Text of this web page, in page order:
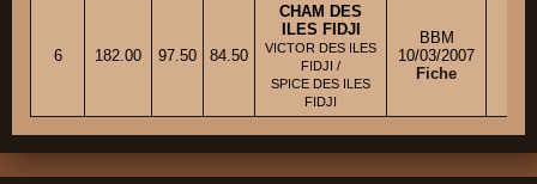
6 182.00 97.50 84.50
CHAM DES
ILES FIDJI
VICTOR DES ILES
FIDJI /
SPICE DES ILES
FIDJI
BBM
10/03/2007
Fiche